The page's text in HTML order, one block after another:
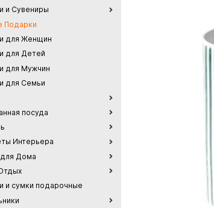
и Сувениры
Подарки
для Женщин
для Детей
для Мужчин
для Семьи
посуда
Интерьера
Дома
и сумки подарочные